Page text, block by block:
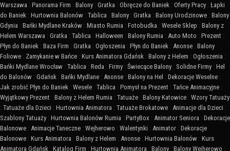
Warszawa : Panorama Firm : Balony : Gratka : Obręcze do Baniek : Oferty Pracy : Łapki
do Baniek : Hurtownia Balonów : Tablica : Balony : Gratka : Balony Urodzinowe : Balony
Gdynia : Bańki Mydlane Kraków : Miasto Rumia : Fotobudka : Wesele Sklep : Balony z
Helem Warszawa : Gratka : Tablica : Halloween : Balony Rumia : Auto Moto : Prezent :
Płyn do Baniek : Baza Firm : Gratka : Ogłoszenia : Płyn do Baniek : Anonse : Balony
Foliowe : Zamykanie w Bańce : Kurs Animatora Gdańsk : Balony z Helem : Ogłoszenia :
Bańki Mydlane Wrocław : Tablica : Reda : Firmy : Świecące Balony : Solidne Firmy : Hel
do Balonów : Gdańsk : Bańki Mydlane : Anonse : Balony na Hel : Dekoracje Weselne :
Jak zrobić Płyn do Baniek : Wesele : Tablica : Pomysł na Prezent : Tańce Animacyjne :
Wyjątkowy Prezent : Balony z Helem Rumia : Tatuaże : Balony Katowice : Wzory Tatuaży
: Tatuaże dla Dzieci : Hurtownia Animatora : Tatuaże Brokatowe : Animacje dla Dzieci :
Szablony Tatuaży : Hurtownia Balonów Rumia : PartyBox : Animator Seniora : Dekoracje
Balonowe : Animacje Taneczne : Wejherowo : Walentynki : Animator : Dekoracje
Balonowe : Kurs Animatora : Balony z Helem : Anonse : Hurtownia Balonów : Kurs
Animatora Gdańsk : Katalog Firm : Hurtownia Animatora : Balony : Balony Wejherowo :